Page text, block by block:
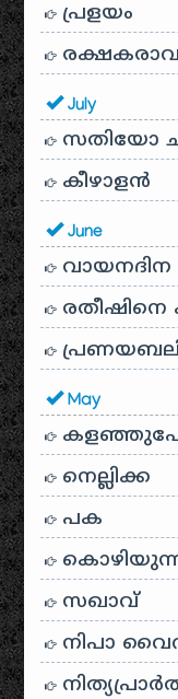
പ്രളയം
July
സതിയോ
കീഴാളന്‍
June
വായനദിന
രതീഷിനെ
May
നെല്ലിക്ക
പക
സഖാവ്
നിപാ